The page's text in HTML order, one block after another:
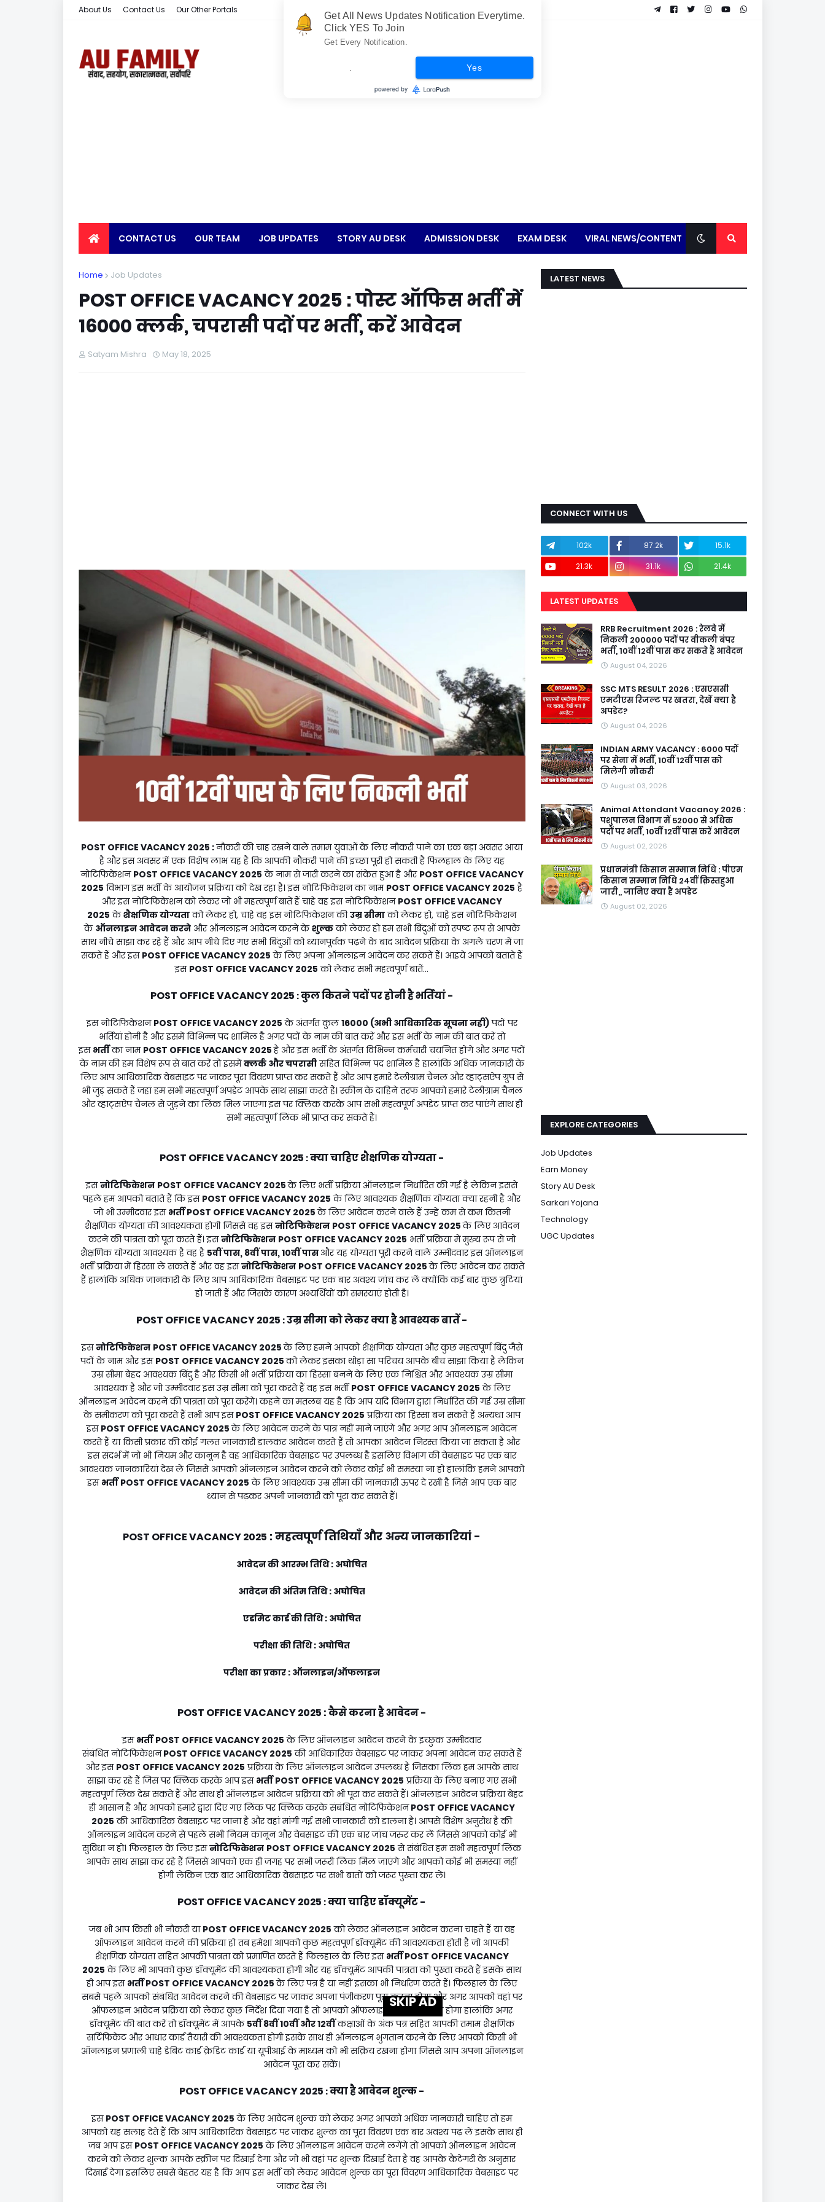
About Us Contact Us Our Other Portals
CONTACT US OUR TEAM JOB UPDATES STORY AU DESK ADMISSION DESK EXAM DESK VIRAL NEWS/CONTENT
EARN MONEY
Home Job Updates
POST OFFICE VACANCY 2025 : पोस्ट ऑफिस भर्ती में
16000 क्लर्क, चपरासी पदों पर भर्ती, करें आवेदन
Satyam Mishra May 18, 2025
POST OFFICE VACANCY 2025 :नौकरी की चाह रखने वाले तमाम युवाओं के लिए नौकरी पाने का एक बड़ा अवसर आया
है और इस अवसर में एक विशेष लाभ यह है कि आपकी नौकरी पाने की इच्छा पूरी हो सकती है फिलहाल के लिए यह
नोटिफिकेशन POST OFFICE VACANCY 2025 के नाम से जारी करने का संकेत हुआ है और POST OFFICE VACANCY
2025 विभाग इस भर्ती के आयोजन प्रक्रिया को देख रहा है। इस नोटिफिकेशन का नाम POST OFFICE VACANCY 2025 है
और इस नोटिफिकेशन को लेकर जो भी महत्वपूर्ण बातें हैं चाहे वह इस नोटिफिकेशन POST OFFICE VACANCY
2025 केशैक्षणिक योग्यताको लेकर हो, चाहे वह इस नोटिफिकेशन कीउम्र सीमाको लेकर हो, चाहे इस नोटिफिकेशन
के ऑनलाइन आवेदन करनेऔर ऑनलाइन आवेदन करने केशुल्कको लेकर हो हम सभी बिंदुओं को स्पष्ट रूप से आपके
साथ नीचे साझा कर रहे हैं और आप नीचे दिए गए सभी बिंदुओं को ध्यानपूर्वक पढ़ने के बाद आवेदन प्रक्रिया के अगले चरण में जा
सकते हैं और इस POST OFFICE VACANCY 2025 के लिए अपना ऑनलाइन आवेदन कर सकते हैं। आइये आपको बताते हैं
इस POST OFFICE VACANCY 2025 को लेकर सभी महत्वपूर्ण बातें...
POST OFFICE VACANCY 2025 :कुल कितने पदों पर होनी है भर्तियां -
इस नोटिफिकेशन POST OFFICE VACANCY 2025 के अंतर्गत कुल16000 (अभी आधिकारिक सूचना नही)पदों पर
भर्तियां होनी है और इसमें विभिन्न पद शामिल है अगर पदों के नाम की बात करें और इस भर्ती के नाम की बात करें तो
इस भर्तीका नाम POST OFFICE VACANCY 2025है और इस भर्ती के अंतर्गत विभिन्न कर्मचारी चयनित होंगे और अगर पदों
के नाम की हम विशेष रूप से बात करें तो इसमेंक्लर्क और चपरासीसहित विभिन्न पद शामिल है हालांकि अधिक जानकारी के
लिए आप आधिकारिक वेबसाइट पर जाकर पूरा विवरण प्राप्त कर सकते हैं और आप हमारे टेलीग्राम चैनल और व्हाट्सऐप ग्रुप से
भी जुड़ सकते हैं जहां हम सभी महत्वपूर्ण अपडेट आपके साथ साझा करते हैं। स्क्रीन के दाहिने तरफ आपको हमारे टेलीग्राम चैनल
और व्हाट्सऐप चैनल से जुड़ने का लिंक मिल जाएगा इस पर क्लिक करके आप सभी महत्वपूर्ण अपडेट प्राप्त कर पाएंगे साथ ही
सभी महत्वपूर्ण लिंक भी प्राप्त कर सकते हैं।
POST OFFICE VACANCY 2025 :क्या चाहिए शैक्षणिक योग्यता -
इसनोटिफिकेशन POST OFFICE VACANCY 2025के लिए भर्ती प्रक्रिया ऑनलाइन निर्धारित की गई है लेकिन इससे
पहले हम आपको बताते हैं कि इस POST OFFICE VACANCY 2025 के लिए आवश्यक शैक्षणिक योग्यता क्या रहनी है और
जो भी उम्मीदवार इस भर्तीPOST OFFICE VACANCY 2025के लिए आवेदन करने वाले हैं उन्हें कम से कम कितनी
शैक्षणिक योग्यता की आवश्यकता होगी जिससे वह इसनोटिफिकेशन POST OFFICE VACANCY 2025के लिए आवेदन
करने की पात्रता को पूरा करते हैं। इसनोटिफिकेशन POST OFFICE VACANCY 2025 भर्ती प्रक्रिया में मुख्य रूप से जो
शैक्षणिक योग्यता आवश्यक है वह है 5वीं पास, 8वीं पास, 10वीं पास और यह योग्यता पूरी करने वाले उम्मीदवार इस ऑनलाइन
भर्ती प्रक्रिया में हिस्सा ले सकते हैं और वह इसनोटिफिकेशन POST OFFICE VACANCY 2025के लिए आवेदन कर सकते
हैं हालांकि अधिक जानकारी के लिए आप आधिकारिक वेबसाइट पर एक बार अवश्य जांच कर लें क्योंकि कई बार कुछ त्रुटियां
हो जाती हैं और जिसके कारण अभ्यर्थियों को समस्याएं होती है।
POST OFFICE VACANCY 2025 :उम्र सीमा को लेकर क्या है आवश्यक बातें -
इसनोटिफिकेशन POST OFFICE VACANCY 2025के लिए हमने आपको शैक्षणिक योग्यता और कुछ महत्वपूर्ण बिंदु जैसे
पदों के नाम और इस POST OFFICE VACANCY 2025को लेकर इसका थोड़ा सा परिचय आपके बीच साझा किया है लेकिन
उम्र सीमा बेहद आवश्यक बिंदु है और किसी भी भर्ती प्रक्रिया का हिस्सा बनने के लिए एक निश्चित और आवश्यक उम्र सीमा
आवश्यक है और जो उम्मीदवार इस उम्र सीमा को पूरा करते हैं वह इस भर्तीPOST OFFICE VACANCY 2025 के लिए
ऑनलाइन आवेदन करने की पात्रता को पूरा करेंगे। कहने का मतलब यह है कि आप यदि विभाग द्वारा निर्धारित की गई उम्र सीमा
के समीकरण को पूरा करते हैं तभी आप इस POST OFFICE VACANCY 2025 प्रक्रिया का हिस्सा बन सकते हैं अन्यथा आप
इस POST OFFICE VACANCY 2025के लिए आवेदन करने के पात्र नहीं माने जाएंगे और अगर आप ऑनलाइन आवेदन
करते हैं या किसी प्रकार की कोई गलत जानकारी डालकर आवेदन करते हैं तो आपका आवेदन निरस्त किया जा सकता है और
इस संदर्भ में जो भी नियम और कानून है वह आधिकारिक वेबसाइट पर उपलब्ध है इसलिए विभाग की वेबसाइट पर एक बार
आवश्यक जानकारियां देख लें जिससे आपको ऑनलाइन आवेदन करने को लेकर कोई भी समस्या ना हो हालांकि हमने आपको
इस भर्ती POST OFFICE VACANCY 2025 के लिए आवश्यक उम्र सीमा की जानकारी ऊपर दे रखी है जिसे आप एक बार
ध्यान से पढ़कर अपनी जानकारी को पूरा कर सकते हैं।
POST OFFICE VACANCY 2025 :महत्वपूर्ण तिथियाँ और अन्य जानकारियां -
आवेदन की आरम्भ तिथि : अघोषित
आवेदन की अंतिम तिथि : अघोषित
एडमिट कार्ड की तिथि : अघोषित
परीक्षा की तिथि : अघोषित
परीक्षा का प्रकार : ऑनलाइन/ऑफलाइन
POST OFFICE VACANCY 2025 :कैसे करना है आवेदन -
इस भर्ती POST OFFICE VACANCY 2025 के लिए ऑनलाइन आवेदन करने के इच्छुक उम्मीदवार
संबंधित नोटिफिकेशन POST OFFICE VACANCY 2025 की आधिकारिक वेबसाइट पर जाकर अपना आवेदन कर सकते हैं
और इस POST OFFICE VACANCY 2025 प्रक्रिया के लिए ऑनलाइन आवेदन उपलब्ध है जिसका लिंक हम आपके साथ
साझा कर रहे हैं जिस पर क्लिक करके आप इस भर्ती POST OFFICE VACANCY 2025 प्रक्रिया के लिए बनाए गए सभी
महत्वपूर्ण लिंक देख सकते हैं और साथ ही ऑनलाइन आवेदन प्रक्रिया को भी पूरा कर सकते हैं। ऑनलाइन आवेदन प्रक्रिया बेहद
ही आसान है और आपको हमारे द्वारा दिए गए लिंक पर क्लिक करके संबंधित नोटिफिकेशन POST OFFICE VACANCY
2025 की आधिकारिक वेबसाइट पर जाना है और वहां मांगी गई सभी जानकारी को डालना है। आपसे विशेष अनुरोध है की
ऑनलाइन आवेदन करने से पहले सभी नियम कानून और वेबसाइट की एक बार जांच जरुर कर लें जिससे आपको कोई भी
सुविधा न हो। फिलहाल के लिए इसनोटिफिकेशन POST OFFICE VACANCY 2025 से संबंधित हम सभी महत्वपूर्ण लिंक
आपके साथ साझा कर रहे हैं जिससे आपको एक ही जगह पर सभी जरूरी लिंक मिल जाएंगे और आपको कोई भी समस्या नहीं
होगी लेकिन एक बार आधिकारिक वेबसाइट पर सभी बातों को जरूर पुख्ता कर लें।
POST OFFICE VACANCY 2025 :क्या चाहिए डॉक्यूमेंट -
जब भी आप किसी भी नौकरी या POST OFFICE VACANCY 2025 को लेकर ऑनलाइन आवेदन करना चाहते हैं या वह
ऑफलाइन आवेदन करने की प्रक्रिया हो तब हमेशा आपको कुछ महत्वपूर्ण डॉक्यूमेंट की आवश्यकता होती है जो आपकी
शैक्षणिक योग्यता सहित आपकी पात्रता को प्रमाणित करते हैं फिलहाल के लिए इस भर्तीPOST OFFICE VACANCY
2025 के लिए भी आपको कुछ डॉक्यूमेंट की आवश्यकता होगी और यह डॉक्यूमेंट आपकी पात्रता को पुख्ता करते हैं इसके साथ
ही आप इस भर्तीPOST OFFICE VACANCY 2025 के लिए पत्र है या नहीं इसका भी निर्धारण करते हैं। फिलहाल के लिए
सबसे पहले आपको संबंधित आवेदन करने की वेबसाइट पर जाकर अपना पंजीकरण पूरा करना होगा और अगर आपको वहां पर
ऑफलाइन आवेदन प्रक्रिया को लेकर कुछ निर्देश दिया गया है तो आपको ऑफलाइन आवेदन करना होगा हालांकि अगर
डॉक्यूमेंट की बात करें तो डॉक्यूमेंट में आपके 5वीं 8वीं 10वीं और 12वींकक्षाओं के अंक पत्र सहित आपकी तमाम शैक्षणिक
सर्टिफिकेट और आधार कार्ड तैयारी की आवश्यकता होगी इसके साथ ही ऑनलाइन भुगतान करने के लिए आपको किसी भी
ऑनलाइन प्रणाली चाहे डेबिट कार्ड क्रेडिट कार्ड या यूपीआई के माध्यम को भी सक्रिय रखना होगा जिससे आप अपना ऑनलाइन
आवेदन पूरा कर सकें।
POST OFFICE VACANCY 2025 :क्या है आवेदन शुल्क -
इस POST OFFICE VACANCY 2025 के लिए आवेदन शुल्क को लेकर अगर आपको अधिक जानकारी चाहिए तो हम
आपको यह सलाह देते हैं कि आप आधिकारिक वेबसाइट पर जाकर शुल्क का पूरा विवरण एक बार अवश्य पढ़ लें इसके साथ ही
जब आप इस POST OFFICE VACANCY 2025 के लिए ऑनलाइन आवेदन करने लगेंगे तो आपको ऑनलाइन आवेदन
करने को लेकर शुल्क आपके स्क्रीन पर दिखाई देगा और जो भी वहां पर शुल्क दिखाई देता है वह आपके कैटेगरी के अनुसार
दिखाई देगा इसलिए सबसे बेहतर यह है कि आप इस भर्ती को लेकर आवेदन शुल्क का पूरा विवरण आधिकारिक वेबसाइट पर
जाकर देख लें।
LATEST NEWS
CONNECT WITH US
102k 87.2k
15.1k
21.3k
31.1k 21.4k
LATEST UPDATES
RRB Recruitment 2026 : रेलवे में
निकली 200000 पदों पर वीकली बंपर
भर्ती, 10वीं 12वीं पास कर सकते हैं आवेदन
August 04, 2026
SSC MTS RESULT 2026 : एसएससी
एमटीएस रिजल्ट पर खतरा, देखें क्या है
अपडेट?
August 04, 2026
INDIAN ARMY VACANCY : 6000 पदों
पर सेना में भर्ती, 10वीं 12वीं पास को
मिलेगी नौकरी
August 03, 2026
Animal Attendant Vacancy 2026 :
पशुपालन विभाग में 52000 से अधिक
पदों पर भर्ती, 10वीं 12वीं पास करें आवेदन
August 02, 2026
प्रधानमंत्री किसान सम्मान निधि : पीएम
किसान सम्मान निधि 24वीं क़िस्तहुआ
जारी,, जानिए क्या है अपडेट
August 02, 2026
EXPLORE CATEGORIES
Job Updates
Earn Money
Story AU Desk
Sarkari Yojana
Technology
UGC Updates
SKIP AD
Get All News Updates Notification Everytime.
Click YES To Join
Get Every Notification.
Yes